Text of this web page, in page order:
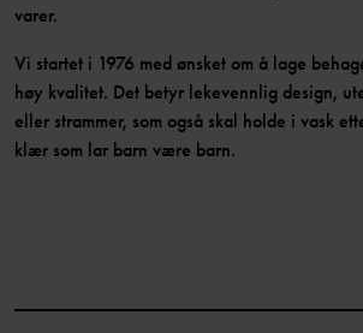
varer.
Vi startet i 1976 med ønsket om å lage
høy kvalitet. Det betyr lekevennlig design,
eller strammer, som også skal holde i vask
klær som lar barn være barn.